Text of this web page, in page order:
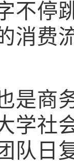
不停
消费
商务
学社
队日